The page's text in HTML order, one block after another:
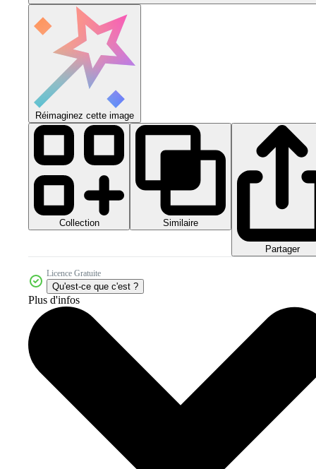
Réimaginez cette image
Collection Similaire
Partager
Licence Gratuite
Qu'est-ce que c'est ?
Plus d'infos